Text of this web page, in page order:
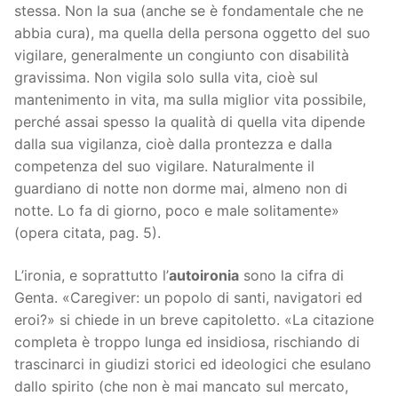
stessa. Non la sua (anche se è fondamentale che ne
abbia cura), ma quella della persona oggetto del suo
vigilare, generalmente un congiunto con disabilità
gravissima. Non vigila solo sulla vita, cioè sul
mantenimento in vita, ma sulla miglior vita possibile,
perché assai spesso la qualità di quella vita dipende
dalla sua vigilanza, cioè dalla prontezza e dalla
competenza del suo vigilare. Naturalmente il
guardiano di notte non dorme mai, almeno non di
notte. Lo fa di giorno, poco e male solitamente»
(opera citata, pag. 5).
L’ironia, e soprattutto l’autoironia sono la cifra di
Genta. «Caregiver: un popolo di santi, navigatori ed
eroi?» si chiede in un breve capitoletto. «La citazione
completa è troppo lunga ed insidiosa, rischiando di
trascinarci in giudizi storici ed ideologici che esulano
dallo spirito (che non è mai mancato sul mercato,